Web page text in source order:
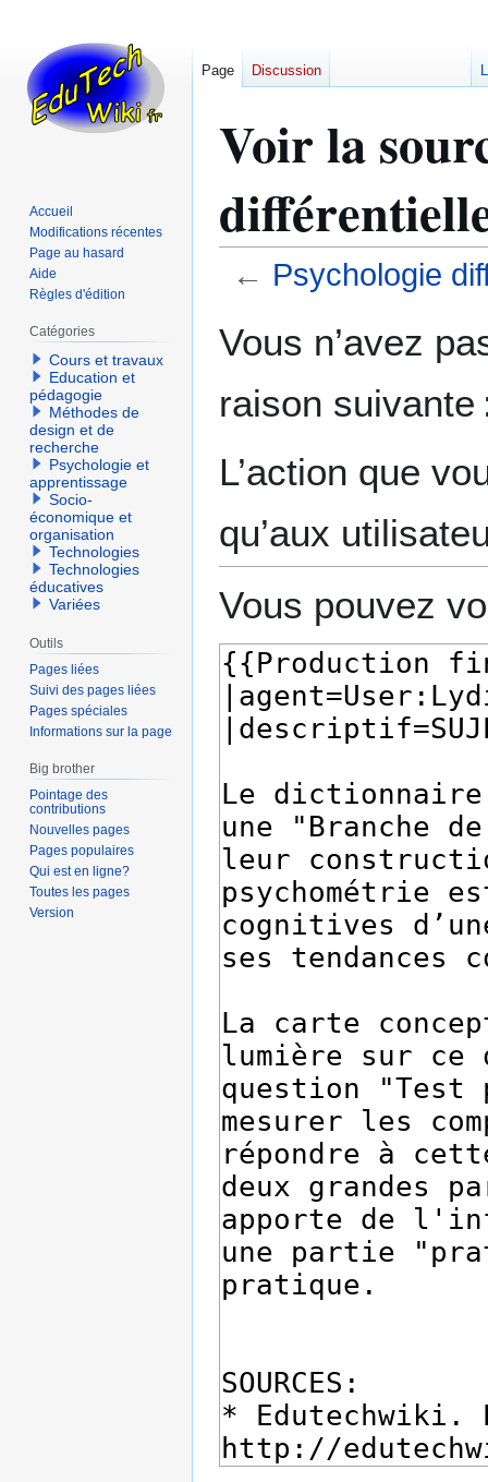
Voir la
← Psychologie
à
navigation
à
recherche
Vous n’avez
raison suivante
L’action que
qu’aux
Vous pouvez
Page Discussion
Accueil
Modifications récentes
Page au hasard
Aide
Règles d'édition
Catégories
Cours et travaux
Education et
pédagogie
Méthodes de
design et de
recherche
Psychologie et
apprentissage
Socio-
économique et
organisation
Technologies
Technologies
éducatives
Variées
Outils
Pages liées
Suivi des pages liées
Pages spéciales
Informations sur la page
Big brother
Pointage des
contributions
Nouvelles pages
Pages populaires
Qui est en ligne?
Toutes les pages
Version